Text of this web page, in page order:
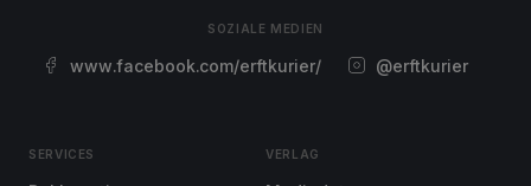
SOZIALE MEDIEN
www.facebook.com/erftkurier/ @erftkurier
SERVICES VERLAG